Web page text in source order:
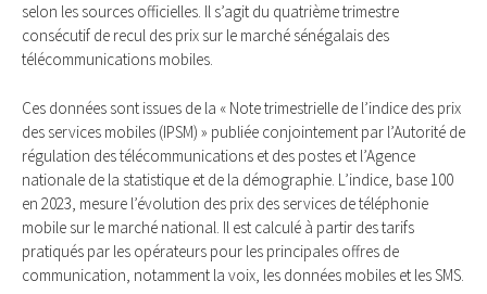
selon les sources officielles. Il s’agit du quatrième trimestre
consécutif de recul des prix sur le marché sénégalais des
télécommunications mobiles.
Ces données sont issues de la « Note trimestrielle de l’indice des prix
des services mobiles (IPSM) » publiée conjointement par l’Autorité de
régulation des télécommunications et des postes et l’Agence
nationale de la statistique et de la démographie. L’indice, base 100
en 2023, mesure l’évolution des prix des services de téléphonie
mobile sur le marché national. Il est calculé à partir des tarifs
pratiqués par les opérateurs pour les principales offres de
communication, notamment la voix, les données mobiles et les SMS.